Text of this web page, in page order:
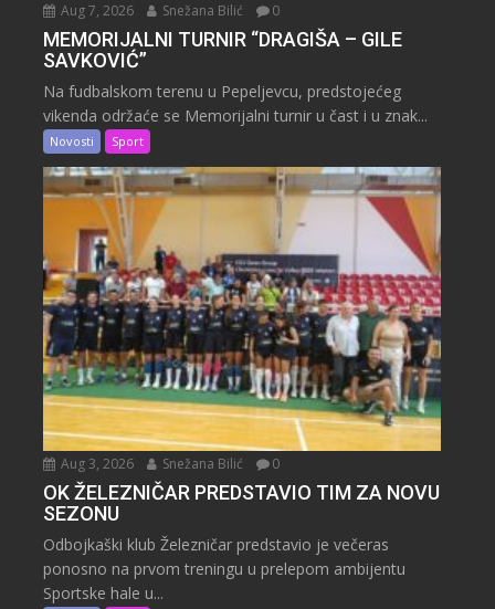
Aug 7, 2026 Snežana Bilić 0
MEMORIJALNI TURNIR “DRAGIŠA – GILE
SAVKOVIĆ”
Na fudbalskom terenu u Pepeljevcu, predstojećeg
vikenda održaće se Memorijalni turnir u čast i u znak...
Novosti Sport
Aug 3, 2026 Snežana Bilić 0
OK ŽELEZNIČAR PREDSTAVIO TIM ZA NOVU
SEZONU
Odbojkaški klub Železničar predstavio je večeras
ponosno na prvom treningu u prelepom ambijentu
Sportske hale u...